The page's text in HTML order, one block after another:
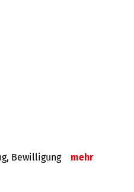
Bewilligung mehr